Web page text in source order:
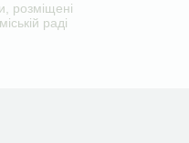
розміщені
раді